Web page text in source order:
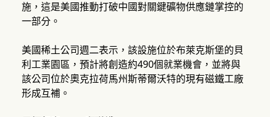
施，這是美國推動打破中國對關鍵礦物供應鏈掌控的
一部分。
美國稀土公司週二表示，該設施位於布萊克斯堡的貝
利工業園區，預計將創造約490個就業機會，並將與
該公司位於奧克拉荷馬州斯蒂爾沃特的現有磁鐵工廠
形成互補。